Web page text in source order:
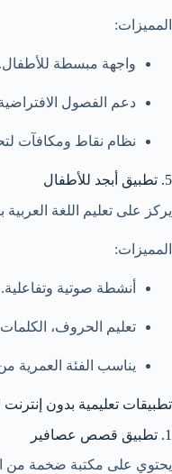
المميزات:
واجهة مبسطة للأطفال.
دعم الفصول
نظام نقاط ومكافآت
5. تطبيق أبجد للأطفال
يركز على تعليم اللغة
المميزات:
أنشطة صوتية وتفاعلية.
تعليم الحروف،
يناسب الفئة العمرية من 4 إلى 9
تطبيقات تعليمية بدون
1. تطبيق قصص عصافير
يحتوي على مكتبة ضخمة من